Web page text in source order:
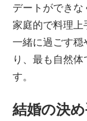
デートができな
家庭的で料理
一緒に過ごす
り、最も自然
す。
結婚の決